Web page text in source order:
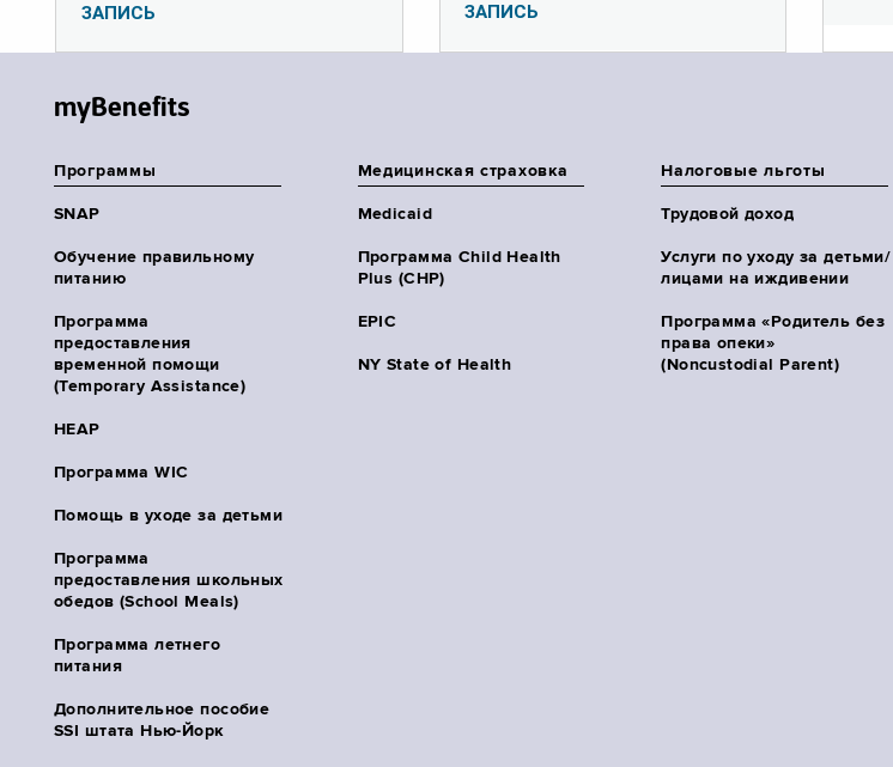
ЗАПИСЬ
ЗАПИСЬ
myBenefits
Программы
SNAP
Обучение правильному
питанию
Программа
предоставления
временной помощи
(Temporary Assistance)
HEAP
Программа WIC
Помощь в уходе за детьми
Программа
предоставления школьных
обедов (School Meals)
Программа летнего
питания
Дополнительное пособие
SSI штата Нью-Йорк
Медицинская страховка
Medicaid
Программа Child Health
Plus (CHP)
EPIC
NY State of Health
Налоговые льготы
Трудовой доход
Услуги по уходу за детьми/
лицами на иждивении
Программа «Родитель без
права опеки»
(Noncustodial Parent)